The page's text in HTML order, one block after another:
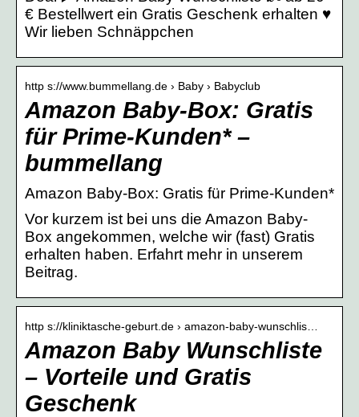
€ Bestellwert ein Gratis Geschenk erhalten ♥
Wir lieben Schnäppchen
http s://www.bummellang.de › Baby › Babyclub
Amazon Baby-Box: Gratis
für Prime-Kunden* –
bummellang
Amazon Baby-Box: Gratis für Prime-Kunden*
Vor kurzem ist bei uns die Amazon Baby-
Box angekommen, welche wir (fast) Gratis
erhalten haben. Erfahrt mehr in unserem
Beitrag.
http s://kliniktasche-geburt.de › amazon-baby-wunschlis…
Amazon Baby Wunschliste
– Vorteile und Gratis
Geschenk